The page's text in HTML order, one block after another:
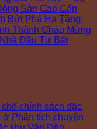
Sản Cao Cấp
Bứt Phá Hạ Tầng:
Thành Chào Mừng
Đầu Tư Bất
chính sách đặc
ở Phân tích chuyên